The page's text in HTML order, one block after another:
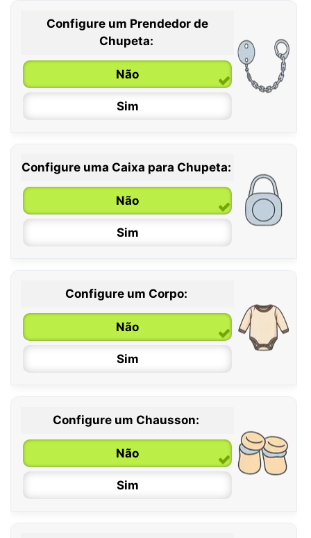
0 / 6 meses
6 / 36 meses
Configure um Prendedor de
Chupeta:
Não
Sim
Configure uma Caixa para Chupeta:
Não
Sim
Configure um Corpo:
Não
Sim
0 / 6 meses
6 / 12 meses
12 / 18 meses
Configure um Chausson:
Não
Sim